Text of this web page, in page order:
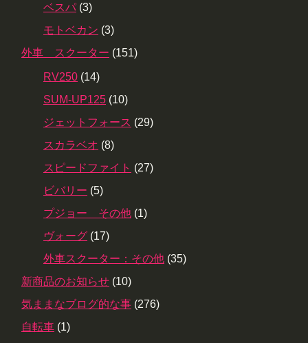
ベスパ (3)
モトベカン (3)
外車 スクーター (151)
RV250 (14)
SUM-UP125 (10)
ジェットフォース (29)
スカラベオ (8)
スピードファイト (27)
ビバリー (5)
プジョー その他 (1)
ヴォーグ (17)
外車スクーター：その他 (35)
新商品のお知らせ (10)
気ままなブログ的な事 (276)
自転車 (1)